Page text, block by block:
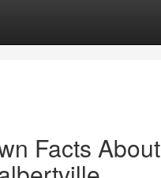
Facts About